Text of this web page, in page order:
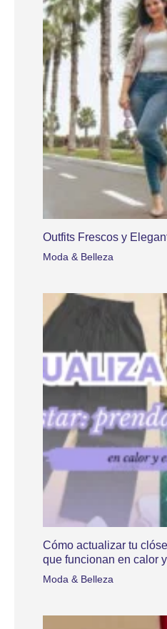
Outfits Frescos y
Moda & Belleza
Cómo actualizar tu
que funcionan en calor
Moda & Belleza